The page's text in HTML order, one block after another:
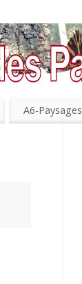
A6-Paysages